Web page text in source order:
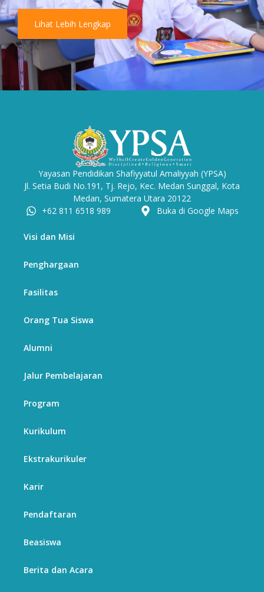
Lihat Lebih Lengkap
Yayasan Pendidikan Shafiyyatul Amaliyyah (YPSA)
Jl. Setia Budi No.191, Tj. Rejo, Kec. Medan Sunggal, Kota
Medan, Sumatera Utara 20122
+62 811 6518 989
Buka di Google Maps
Visi dan Misi
Penghargaan
Fasilitas
Orang Tua Siswa
Alumni
Jalur Pembelajaran
Program
Kurikulum
Ekstrakurikuler
Karir
Pendaftaran
Beasiswa
Berita dan Acara